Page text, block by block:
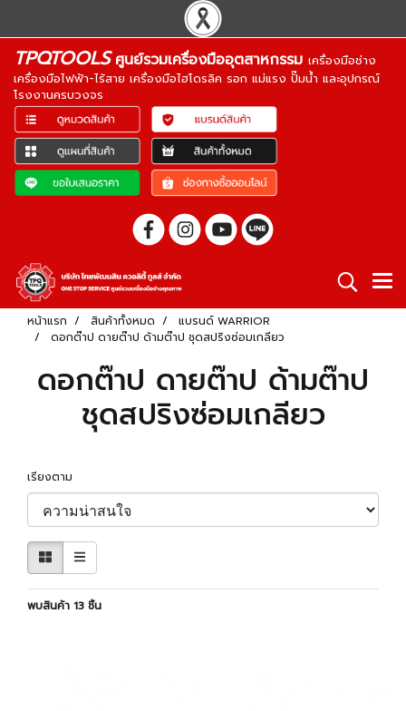
TPQTOOLSศูนย์รวมเครื่องมืออุตสาหกรรม เครื่องมือช่าง
เครื่องมือไฟฟ้า-ไร้สาย เครื่องมือไฮโดรลิค รอก แม่แรง ปั๊มน้ำ และอุปกรณ์
โรงงานครบวงจร
หน้าแรก สินค้าทั้งหมด
แบรนด์ WARRIOR
ดอกต๊าป ดายต๊าป ด้ามต๊าป ชุดสปริงซ่อมเกลียว
ดอกต๊าป ดายต๊าป ด้ามต๊าป
ชุดสปริงซ่อมเกลียว
เรียงตาม
พบสินค้า 13 ชิ้น